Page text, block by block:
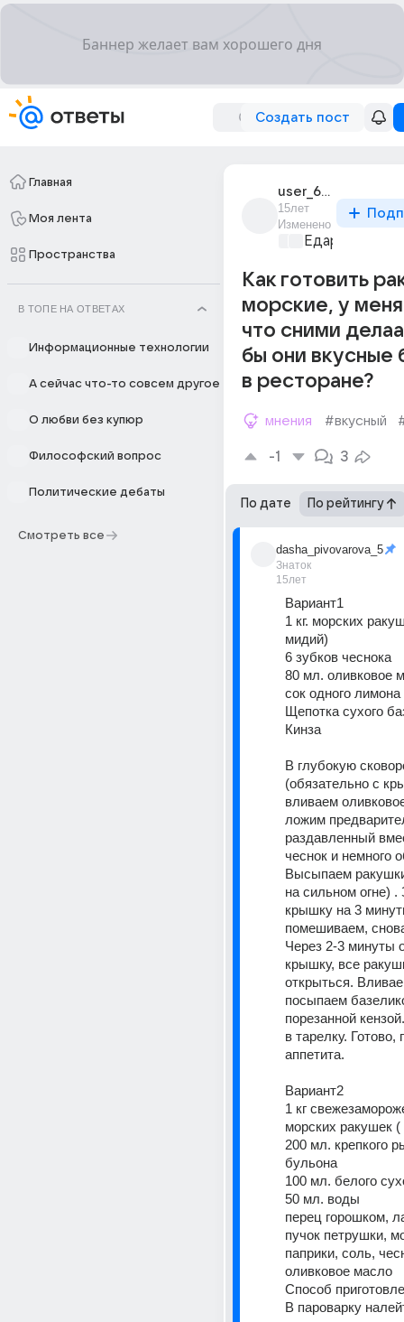
Создать пост
Главная
Моя лента
Пространства
В ТОПЕ НА ОТВЕТАХ
Информационные технологии
А сейчас что-то совсем другое
О любви без купюр
Философский вопрос
Политические дебаты
Смотреть все
user_63490
15лет
Изменено
Едариум
Как готовить
морские, у меня
что сними
бы они вкусные
в ресторане?
мнения #вкусный
-1 3
По дате По рейтингу
dasha_pivovarova_5
Знаток
15лет
Вариант1
1 кг. морских
мидий)
6 зубков чеснока
80 мл. оливковое
сок одного лимона
Щепотка сухого
Кинза
В глубокую
(обязательно с
вливаем
ложим
раздавленный
чеснок и немного
Высыпаем
на сильном огне)
крышку на 3
помешиваем,
Через 2-3 минуты
крышку, все
открыться.
посыпаем
порезанной
в тарелку. Готово,
аппетита.
Вариант2
1 кг
морских ракушек
200 мл. крепкого
бульона
100 мл. белого
50 мл. воды
перец горошком,
пучок петрушки,
паприки, соль,
оливковое масло
Способ
В пароварку